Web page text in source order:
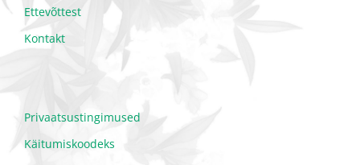
Ettevõttest
Kontakt
Privaatsustingimused
Käitumiskoodeks